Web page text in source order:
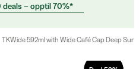
deals – opptil 70%*
TKWide 592ml with Wide Café Cap Deep Surf